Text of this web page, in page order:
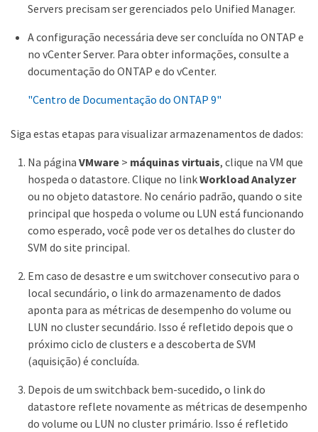
Servers precisam ser gerenciados pelo Unified Manager.
A configuração necessária deve ser concluída no ONTAP e
no vCenter Server. Para obter informações, consulte a
documentação do ONTAP e do vCenter.
"Centro de Documentação do ONTAP 9"
Siga estas etapas para visualizar armazenamentos de dados:
Na página VMware> máquinas virtuais, clique na VM que
hospeda o datastore. Clique no linkWorkload Analyzer
ou no objeto datastore. No cenário padrão, quando o site
principal que hospeda o volume ou LUN está funcionando
como esperado, você pode ver os detalhes do cluster do
SVM do site principal.
Em caso de desastre e um switchover consecutivo para o
local secundário, o link do armazenamento de dados
aponta para as métricas de desempenho do volume ou
LUN no cluster secundário. Isso é refletido depois que o
próximo ciclo de clusters e a descoberta de SVM
(aquisição) é concluída.
Depois de um switchback bem-sucedido, o link do
datastore reflete novamente as métricas de desempenho
do volume ou LUN no cluster primário. Isso é refletido